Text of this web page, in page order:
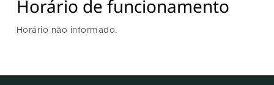
Horário de funcionamento
Horário não informado.